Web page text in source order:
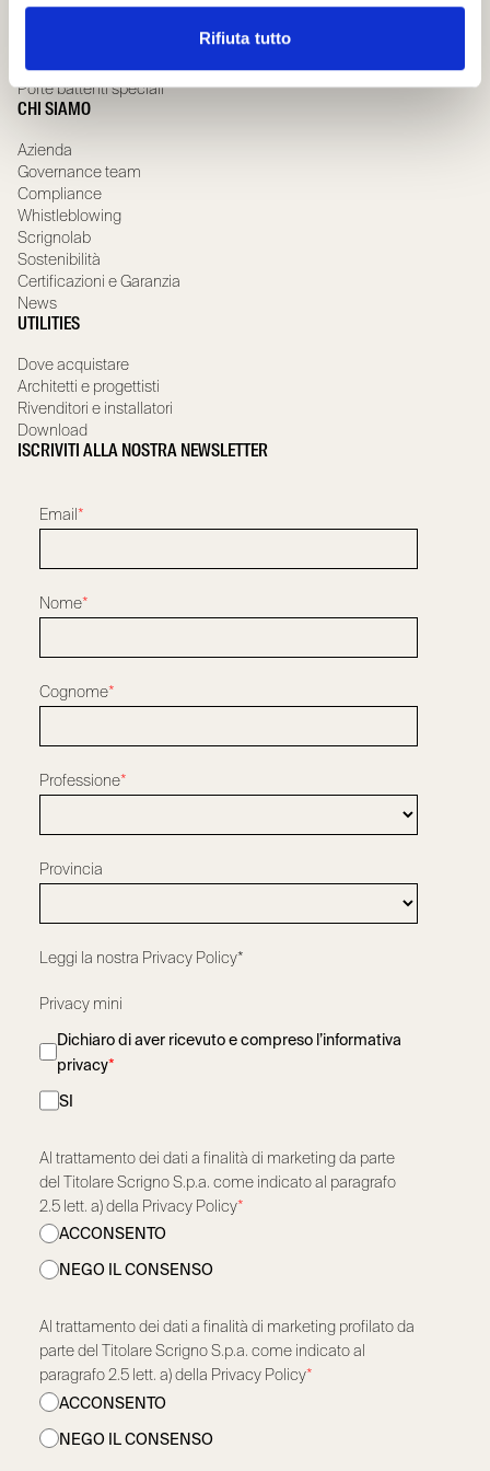
Rifiuta tutto
Porte battenti in vetro
Porte battenti speciali
CHI SIAMO
Azienda
Governance team
Compliance
Whistleblowing
Scrignolab
Sostenibilità
Certificazioni e Garanzia
News
UTILITIES
Dove acquistare
Architetti e progettisti
Rivenditori e installatori
Download
ISCRIVITI ALLA NOSTRA NEWSLETTER
Email*
Nome*
Cognome*
Professione*
Provincia
Leggi la nostra Privacy Policy*
Privacy mini
Dichiaro di aver ricevuto e compreso l’informativa
privacy*
SI
Al trattamento dei dati a finalità di marketing da parte
del Titolare Scrigno S.p.a. come indicato al paragrafo
2.5 lett. a) della Privacy Policy*
ACCONSENTO
NEGO IL CONSENSO
Al trattamento dei dati a finalità di marketing profilato da
parte del Titolare Scrigno S.p.a. come indicato al
paragrafo 2.5 lett. a) della Privacy Policy*
ACCONSENTO
NEGO IL CONSENSO